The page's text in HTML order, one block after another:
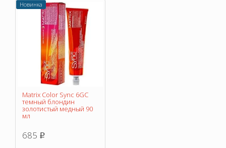
Новинка
Matrix Color Sync 6GC
темный блондин
золотистый медный 90
мл
685 p